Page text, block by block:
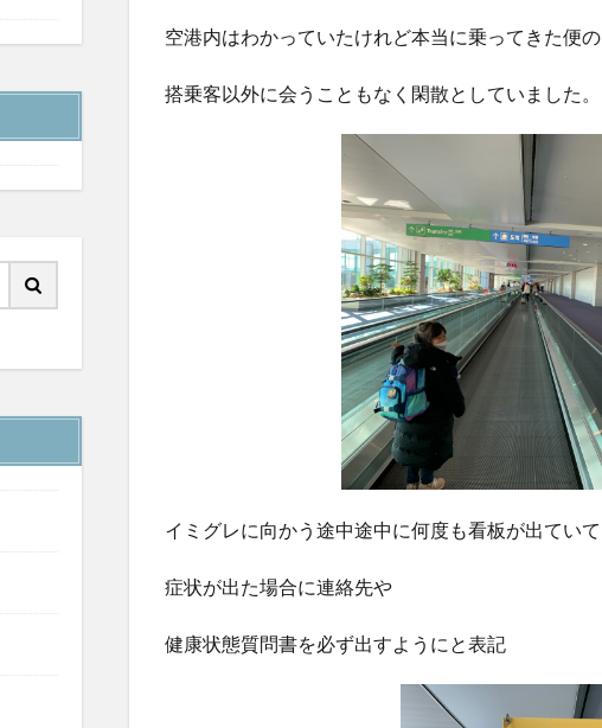
空港内はわかっていたけれど本当に乗ってきた便の
搭乗客以外に会うこともなく閑散としていました。
イミグレに向かう途中途中に何度も看板が出ていて
症状が出た場合に連絡先や
健康状態質問書を必ず出すようにと表記